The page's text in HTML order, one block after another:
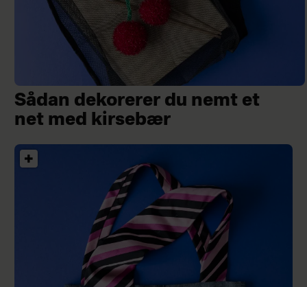
Sådan dekorerer du nemt et
net med kirsebær